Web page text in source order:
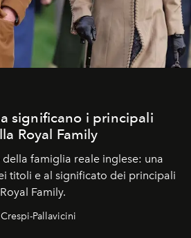
significano i principali
Royal Family
della famiglia reale inglese: una
titoli e al significato dei principali
Family.
Pallavicini